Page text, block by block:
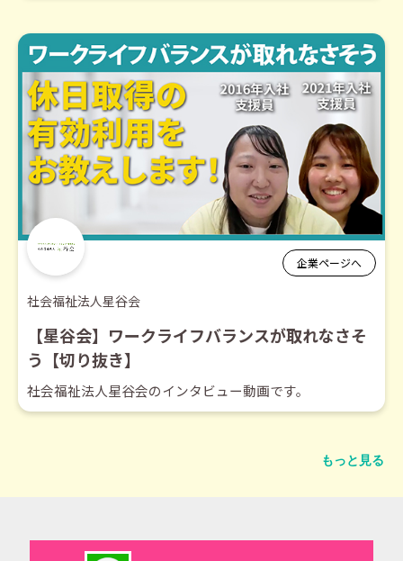
企業ページへ
社会福祉法人星谷会
【星谷会】ワークライフバランスが取れなさそ
う【切り抜き】
社会福祉法人星谷会のインタビュー動画です。
もっと見る